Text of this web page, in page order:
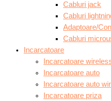
Cabluri jack
Cabluri
Adaptoare/
Cabluri
Incarcatoare
Incarcatoare
Incarcatoare auto
Incarcatoare auto
Incarcatoare priza